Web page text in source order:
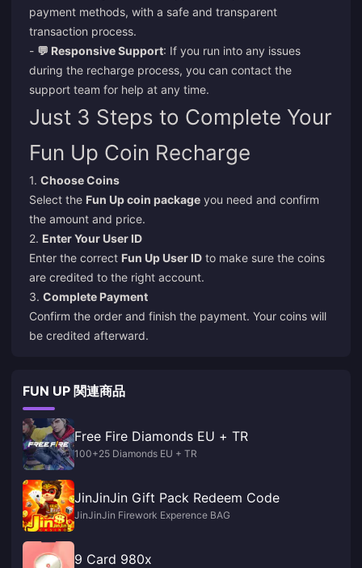
payment methods, with a safe and transparent
transaction process.
- 💬 Responsive Support: If you run into any issues
during the recharge process, you can contact the
support team for help at any time.
Just 3 Steps to Complete Your
Fun Up Coin Recharge
1. Choose Coins
Select the Fun Up coin package you need and confirm
the amount and price.
2. Enter Your User ID
Enter the correct Fun Up User ID to make sure the coins
are credited to the right account.
3. Complete Payment
Confirm the order and finish the payment. Your coins will
be credited afterward.
FUN UP 関連商品
Free Fire Diamonds EU + TR
100+25 Diamonds EU + TR
JinJinJin Gift Pack Redeem Code
JinJinJin Firework Experence BAG
9 Card 980x